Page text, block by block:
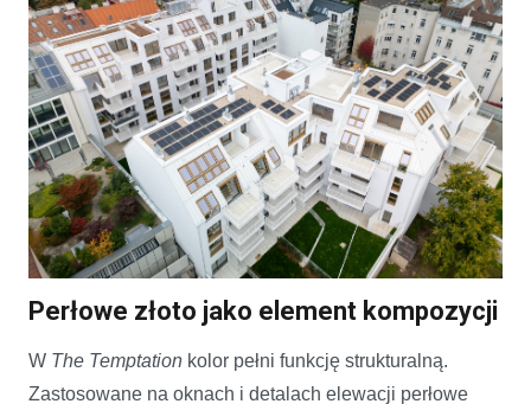
Perłowe złoto jako element kompozycji
W The Temptation kolor pełni funkcję strukturalną.
Zastosowane na oknach i detalach elewacji perłowe